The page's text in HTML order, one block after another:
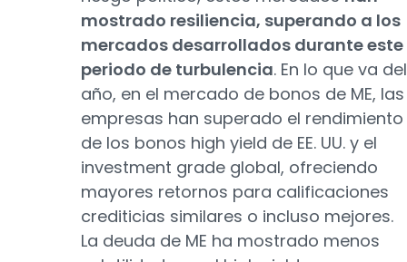
mostrado resiliencia, superando a los
mercados desarrollados durante este
periodo de turbulencia. En lo que va del
año, en el mercado de bonos de ME, las
empresas han superado el rendimiento
de los bonos high yield de EE. UU. y el
investment grade global, ofreciendo
mayores retornos para calificaciones
crediticias similares o incluso mejores.
La deuda de ME ha mostrado menos